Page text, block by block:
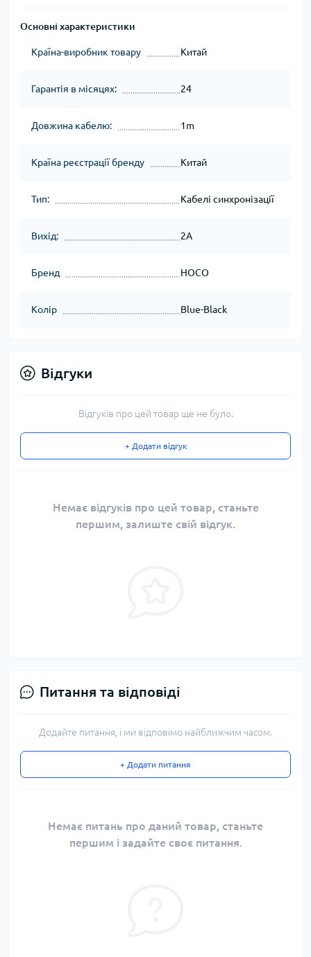
Основні характеристики
Країна-виробник товару Китай
Гарантія в місяцях: 24
Довжина кабелю: 1m
Країна реєстрації бренду Китай
Тип: Кабелі синхронізації
Вихід: 2A
Бренд HOCO
Колір Blue-Black
Відгуки
Відгуків про цей товар ще не було.
+ Додати відгук
Немає відгуків про цей товар, станьте
першим, залиште свій відгук.
Питання та відповіді
Додайте питання, і ми відповімо найближчим часом.
+ Додати питання
Немає питань про даний товар, станьте
першим і задайте своє питання.